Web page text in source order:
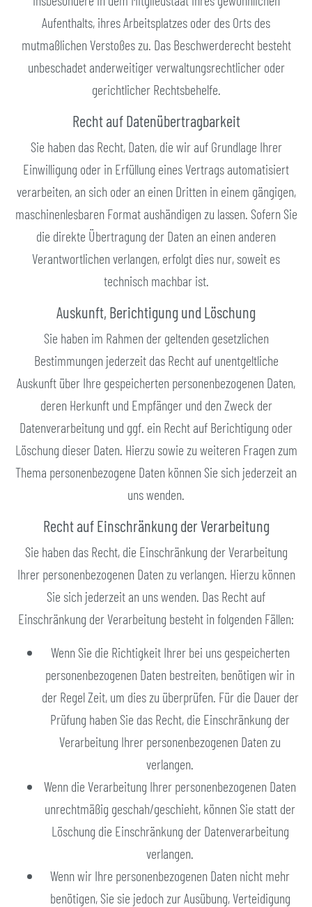
Aufenthalts, ihres Arbeitsplatzes oder des Orts des
mutmaßlichen Verstoßes zu. Das Beschwerderecht besteht
unbeschadet anderweitiger verwaltungsrechtlicher oder
gerichtlicher Rechtsbehelfe.
Recht auf Daten­übertrag­barkeit
Sie haben das Recht, Daten, die wir auf Grundlage Ihrer
Einwilligung oder in Erfüllung eines Vertrags automatisiert
verarbeiten, an sich oder an einen Dritten in einem gängigen,
maschinenlesbaren Format aushändigen zu lassen. Sofern Sie
die direkte Übertragung der Daten an einen anderen
Verantwortlichen verlangen, erfolgt dies nur, soweit es
technisch machbar ist.
Auskunft, Berichtigung und Löschung
Sie haben im Rahmen der geltenden gesetzlichen
Bestimmungen jederzeit das Recht auf unentgeltliche
Auskunft über Ihre gespeicherten personenbezogenen Daten,
deren Herkunft und Empfänger und den Zweck der
Datenverarbeitung und ggf. ein Recht auf Berichtigung oder
Löschung dieser Daten. Hierzu sowie zu weiteren Fragen zum
Thema personenbezogene Daten können Sie sich jederzeit an
uns wenden.
Recht auf Einschränkung der Verarbeitung
Sie haben das Recht, die Einschränkung der Verarbeitung
Ihrer personenbezogenen Daten zu verlangen. Hierzu können
Sie sich jederzeit an uns wenden. Das Recht auf
Einschränkung der Verarbeitung besteht in folgenden Fällen:
Wenn Sie die Richtigkeit Ihrer bei uns gespeicherten
personenbezogenen Daten bestreiten, benötigen wir in
der Regel Zeit, um dies zu überprüfen. Für die Dauer der
Prüfung haben Sie das Recht, die Einschränkung der
Verarbeitung Ihrer personenbezogenen Daten zu
verlangen.
Wenn die Verarbeitung Ihrer personenbezogenen Daten
unrechtmäßig geschah/geschieht, können Sie statt der
Löschung die Einschränkung der Datenverarbeitung
verlangen.
Wenn wir Ihre personenbezogenen Daten nicht mehr
benötigen, Sie sie jedoch zur Ausübung, Verteidigung